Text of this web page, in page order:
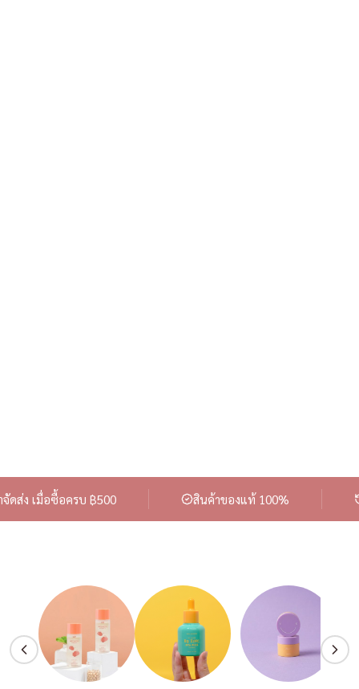
ดส่ง เมื่อซื้อครบ ฿500 สินค้าของแท้ 100%